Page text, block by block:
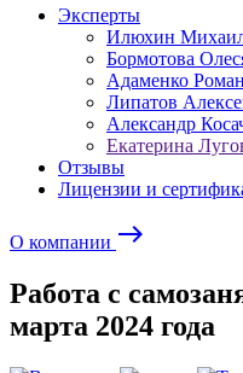
Эксперты
Илюхин
Бормотова
Адаменко Роман
Липатов
Александр
Екатерина
Отзывы
Лицензии и
О компании east
Работа с
марта 2024 года